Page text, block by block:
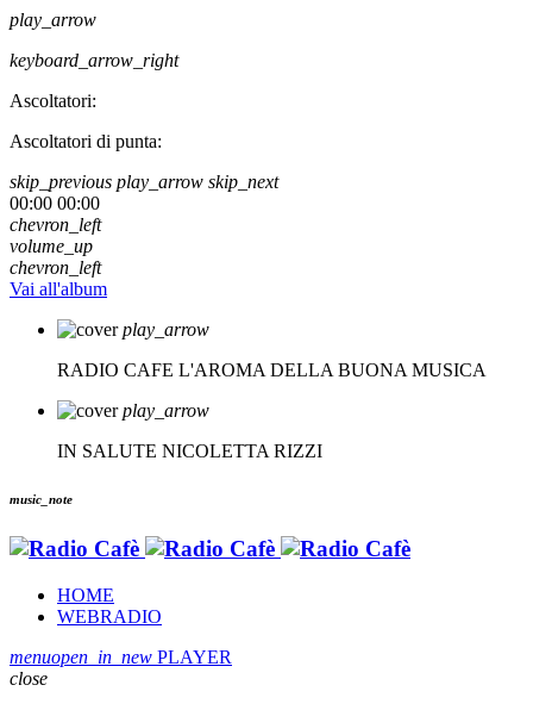
play_arrow
keyboard_arrow_right
Ascoltatori:
Ascoltatori di punta:
skip_previous play_arrow skip_next
00:00 00:00
chevron_left
volume_up
chevron_left
Vai all'album
play_arrow
RADIO CAFE L'AROMA DELLA BUONA MUSICA
play_arrow
IN SALUTE NICOLETTA RIZZI
music_note
HOME
WEBRADIO
menuopen_in_new PLAYER
close